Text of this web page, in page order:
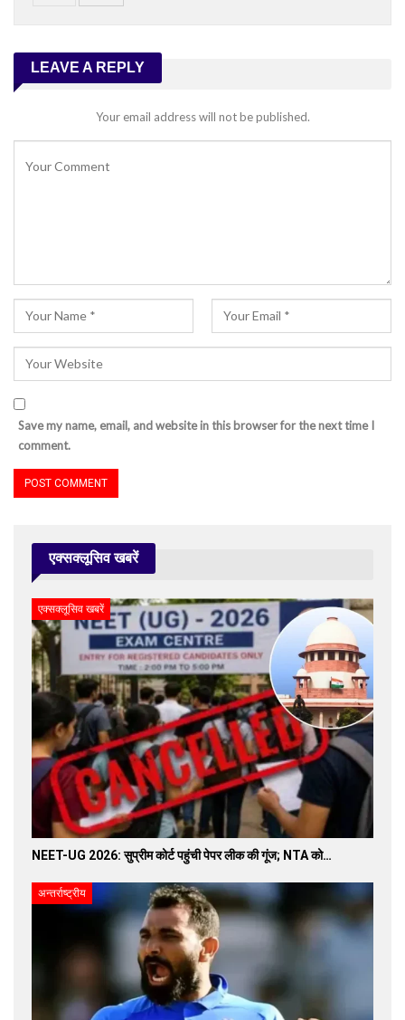
LEAVE A REPLY
Your email address will not be published.
Save my name, email, and website in this browser for the next time I
comment.
एक्सक्लूसिव खबरें
एक्सक्लूसिव खबरें
NEET-UG 2026: सुप्रीम कोर्ट पहुंची पेपर लीक की गूंज; NTA को…
अन्तर्राष्ट्रीय